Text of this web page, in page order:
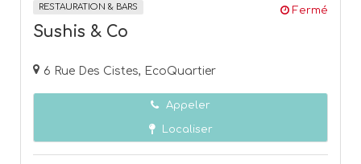
RESTAURATION & BARS Fermé
Sushis & Co
6 Rue Des Cistes, EcoQuartier
Appeler
Localiser